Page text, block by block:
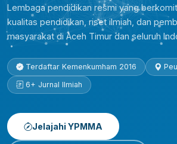
Lembaga pendidikan resmi yang
kualitas pendidikan, riset ilmiah, dan
masyarakat di Aceh Timur dan seluruh
Terdaftar Kemenkumham 2016
6+ Jurnal Ilmiah
Jelajahi YPMMA